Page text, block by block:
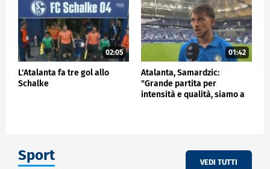
02:05
L'Atalanta fa tre gol allo
Schalke
01:42
Atalanta, Samardzic:
"Grande partita per
intensità e qualità, siamo a
Sport VEDI TUTTI